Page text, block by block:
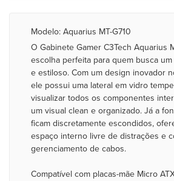
Modelo: Aquarius MT-G710
O Gabinete Gamer C3Tech Aquarius
escolha perfeita para quem busca
e estiloso. Com um design inovador
ele possui uma lateral em vidro
visualizar todos os componentes
um visual clean e organizado. Já a
ficam discretamente escondidos,
espaço interno livre de distrações e
gerenciamento de cabos.
Compatível com placas-mãe Micro